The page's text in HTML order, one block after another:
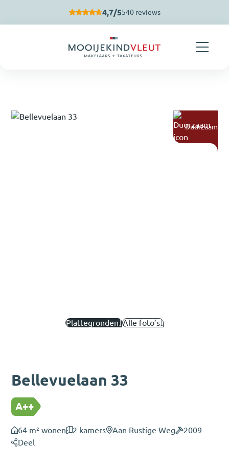
4,7/5540 reviews
Duurzaam
Plattegronden Alle foto’s
Bellevuelaan 33
A++
64 m² wonen 2 kamers Aan Rustige Weg
2009
Deel